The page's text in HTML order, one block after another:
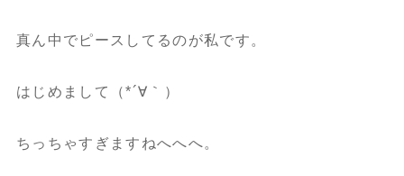
真ん中でピースしてるのが私です。
はじめまして（*´∀｀）
ちっちゃすぎますねへへへ。